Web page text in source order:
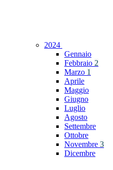
2024
Gennaio
Febbraio 2
Marzo 1
Aprile
Maggio
Giugno
Luglio
Agosto
Settembre
Ottobre
Novembre 3
Dicembre